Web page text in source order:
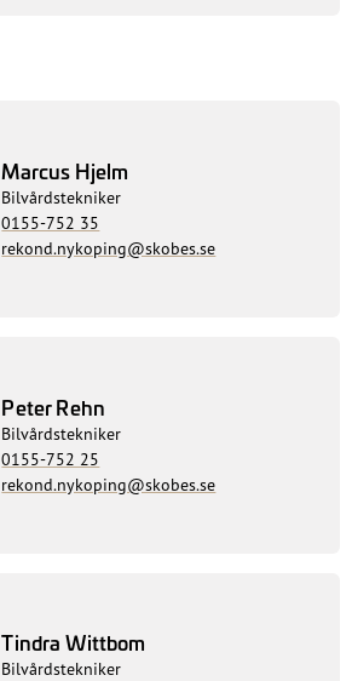
Marcus Hjelm
Bilvårdstekniker
0155-752 35
rekond.nykoping@skobes.se
Peter Rehn
Bilvårdstekniker
0155-752 25
rekond.nykoping@skobes.se
Tindra Wittbom
Bilvårdstekniker